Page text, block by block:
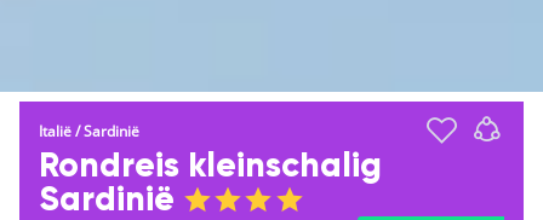
Italië/Sardinië
Rondreis kleinschalig
Sardinië